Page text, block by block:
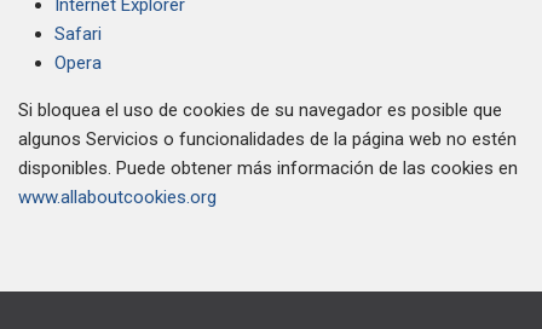
Internet Explorer
Safari
Opera
Si bloquea el uso de cookies de su navegador es posible que
algunos Servicios o funcionalidades de la página web no estén
disponibles. Puede obtener más información de las cookies en
www.allaboutcookies.org